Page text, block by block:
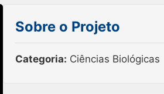
Sobre o Projeto
Categoria: Ciências Biológicas